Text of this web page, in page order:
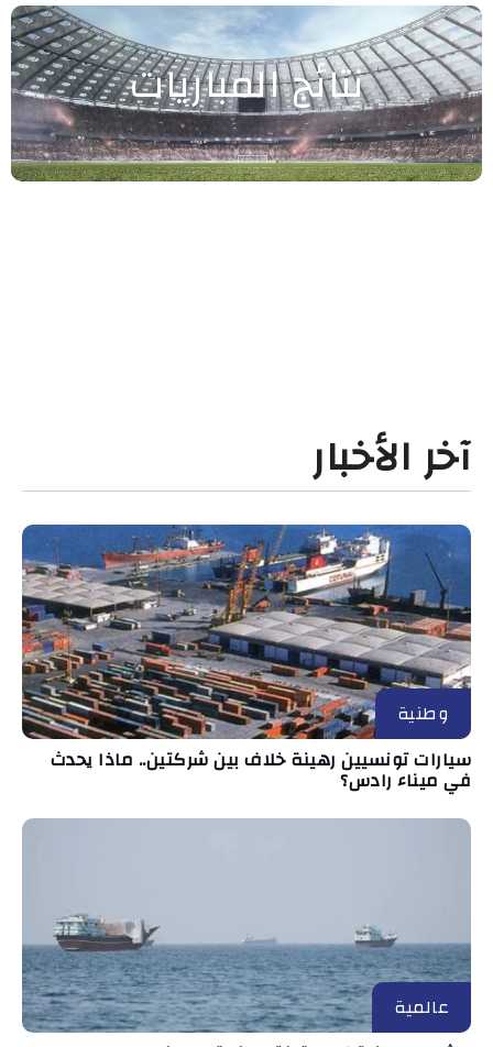
نتائج المباريات
آخر الأخبار
وطنية
سيارات تونسيين رهينة خلاف بين شركتين.. ماذا يحدث
في ميناء رادس؟
عالمية